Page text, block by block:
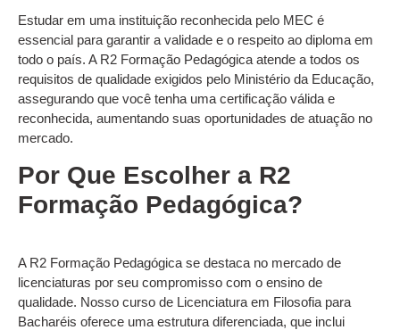
Estudar em uma instituição reconhecida pelo MEC é
essencial para garantir a validade e o respeito ao diploma em
todo o país. A R2 Formação Pedagógica atende a todos os
requisitos de qualidade exigidos pelo Ministério da Educação,
assegurando que você tenha uma certificação válida e
reconhecida, aumentando suas oportunidades de atuação no
mercado.
Por Que Escolher a R2
Formação Pedagógica?
A R2 Formação Pedagógica se destaca no mercado de
licenciaturas por seu compromisso com o ensino de
qualidade. Nosso curso de Licenciatura em Filosofia para
Bacharéis oferece uma estrutura diferenciada, que inclui